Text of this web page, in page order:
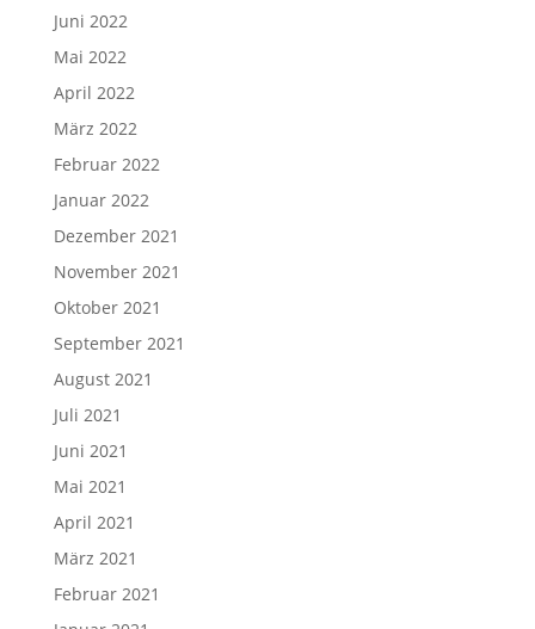
Juni 2022
Mai 2022
April 2022
März 2022
Februar 2022
Januar 2022
Dezember 2021
November 2021
Oktober 2021
September 2021
August 2021
Juli 2021
Juni 2021
Mai 2021
April 2021
März 2021
Februar 2021